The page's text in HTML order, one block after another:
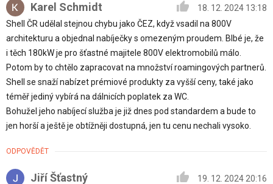
Karel Schmidt
18. 12. 2024 13:18
Shell ČR udělal stejnou chybu jako ČEZ, když vsadil na 800V
architekturu a objednal nabíječky s omezeným proudem. Blbé je, že
i těch 180kW je pro šťastné majitele 800V elektromobilů málo.
Potom by to chtělo zapracovat na množství roamingových partnerů.
Shell se snaží nabízet prémiové produkty za vyšší ceny, také jako
téměř jediný vybírá na dálnicích poplatek za WC.
Bohužel jeho nabíjecí služba je již dnes pod standardem a bude to
jen horší a ještě je obtížněji dostupná, jen tu cenu nechali vysoko.
ODPOVĚDĚT
Jiří Šťastný
19. 12. 2024 20:16